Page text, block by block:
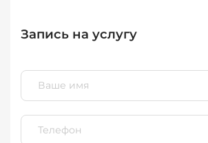
Запись на услугу